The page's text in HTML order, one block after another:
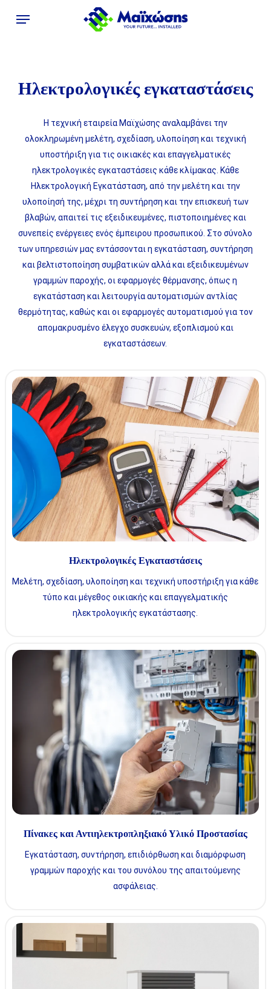
Menu
Ηλεκτρολογικές εγκαταστάσεις
Η τεχνική εταιρεία Μαϊχώσης αναλαμβάνει την
ολοκληρωμένη μελέτη, σχεδίαση, υλοποίηση και τεχνική
υποστήριξη για τις οικιακές και επαγγελματικές
ηλεκτρολογικές εγκαταστάσεις κάθε κλίμακας. Κάθε
Ηλεκτρολογική Εγκατάσταση, από την μελέτη και την
υλοποίησή της, μέχρι τη συντήρηση και την επισκευή των
βλαβών, απαιτεί τις εξειδικευμένες, πιστοποιημένες και
συνεπείς ενέργειες ενός έμπειρου προσωπικού. Στο σύνολο
των υπηρεσιών μας εντάσσονται η εγκατάσταση, συντήρηση
και βελτιστοποίηση συμβατικών αλλά και εξειδικευμένων
γραμμών παροχής, οι εφαρμογές θέρμανσης, όπως η
εγκατάσταση και λειτουργία αυτοματισμών αντλίας
θερμότητας, καθώς και οι εφαρμογές αυτοματισμού για τον
απομακρυσμένο έλεγχο συσκευών, εξοπλισμού και
εγκαταστάσεων.
Ηλεκτρολογικές Εγκαταστάσεις
Μελέτη, σχεδίαση, υλοποίηση και τεχνική υποστήριξη για κάθε
τύπο και μέγεθος οικιακής και επαγγελματικής
ηλεκτρολογικής εγκατάστασης.
Πίνακες και Αντιηλεκτροπληξιακό Υλικό Προστασίας
Εγκατάσταση, συντήρηση, επιδιόρθωση και διαμόρφωση
γραμμών παροχής και του συνόλου της απαιτούμενης
ασφάλειας.